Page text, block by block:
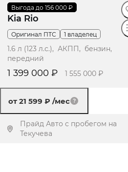
Выгода до 156 000 ₽
2019·127 565 км
Kia Rio
Оригинал ПТС 1 владелец
1.6 л (123 л.с.), АКПП, бензин,
передний
1 399 000 ₽ 1 555 000 ₽
от 21 599 ₽ /мес
Прайд Авто с пробегом на
Текучева